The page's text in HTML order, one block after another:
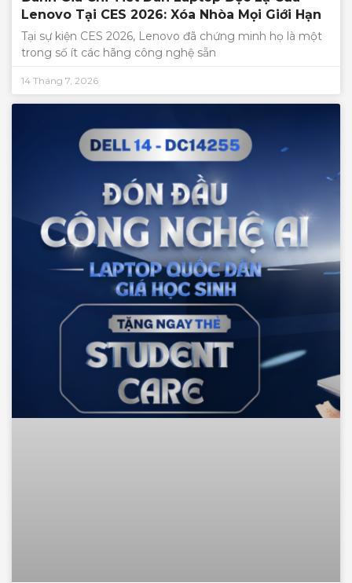
Lenovo Tại CES 2026: Xóa Nhòa Mọi Giới Hạn
Tại sự kiện CES 2026, Lenovo đã chứng minh họ là một
trong số ít các hãng công nghệ sẵn
14 Tháng 7, 2026